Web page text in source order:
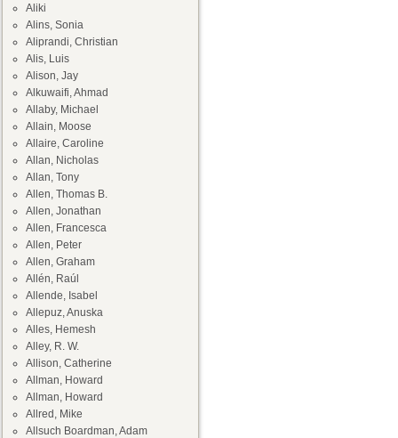
Aliki
Alins, Sonia
Aliprandi, Christian
Alis, Luis
Alison, Jay
Alkuwaifi, Ahmad
Allaby, Michael
Allain, Moose
Allaire, Caroline
Allan, Nicholas
Allan, Tony
Allen, Thomas B.
Allen, Jonathan
Allen, Francesca
Allen, Peter
Allen, Graham
Allén, Raúl
Allende, Isabel
Allepuz, Anuska
Alles, Hemesh
Alley, R. W.
Allison, Catherine
Allman, Howard
Allman, Howard
Allred, Mike
Allsuch Boardman, Adam